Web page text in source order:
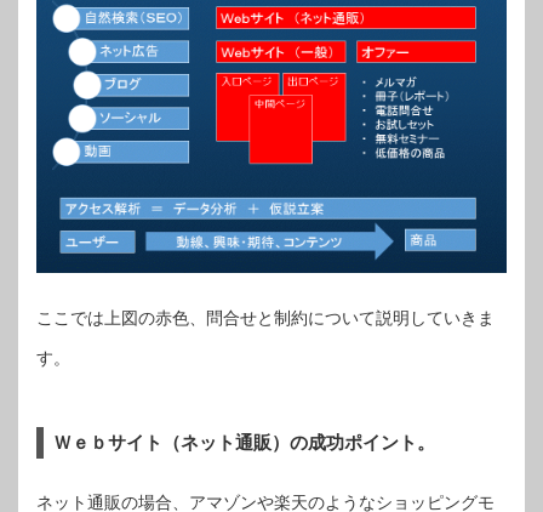
ここでは上図の赤色、問合せと制約について説明していきま
す。
Ｗｅｂサイト（ネット通販）の成功ポイント。
ネット通販の場合、アマゾンや楽天のようなショッピングモ